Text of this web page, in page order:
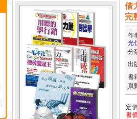
借
完
作
光
分
出
書
頁
定
書